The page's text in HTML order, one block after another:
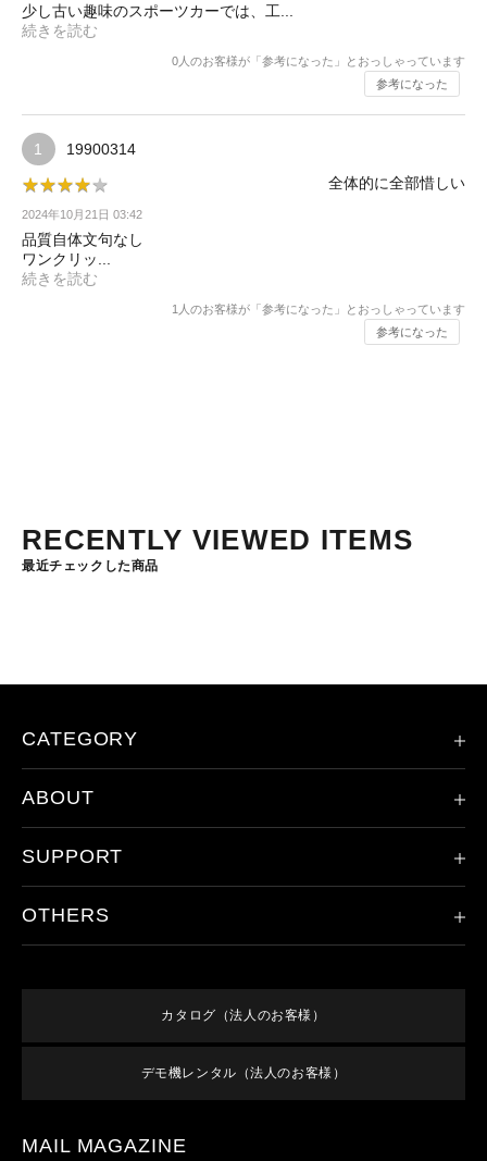
少し古い趣味のスポーツカーでは、工...
続きを読む
0 人のお客様が「参考になった」とおっしゃっています
参考になった
1 19900314
★★★★★
★★★★★ 全体的に全部惜しい
2024年10月21日 03:42
品質自体文句なし
ワンクリッ...
続きを読む
1人のお客様が「参考になった」とおっしゃっています
参考になった
RECENTLY VIEWED ITEMS
最近チェックした商品
CATEGORY
限定モデル
その他のライト
アクセサリ
ABOUT
会社概要
SUPPORT
製品登録
オンラインショップご利用案内
OTHERS
利用規約
特定商取引法に基づく表記
カタログ（法人のお客様）
デモ機レンタル（法人のお客様）
MAIL MAGAZINE